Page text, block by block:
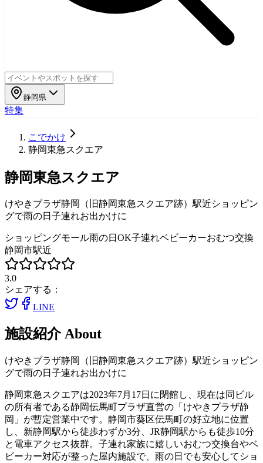
静岡県
特集
こでかけ
静岡東急スクエア
静岡東急スクエア
けやきプラザ静岡（旧静岡東急スクエア跡）駅近ショッピン
グで雨の日子連れお出かけに
ショッピングモール雨の日OK子連れベビーカーおむつ交換
静岡市駅近
3.0
シェアする：
LINE
施設紹介 About
けやきプラザ静岡（旧静岡東急スクエア跡）駅近ショッピン
グで雨の日子連れお出かけに
静岡東急スクエアは2023年7月17日に閉館し、現在は同ビル
の所有者である静岡伝馬町プラザ直営の「けやきプラザ静
岡」が暫定営業中です。静岡市葵区伝馬町の好立地に位置
し、新静岡駅から徒歩わずか3分、JR静岡駅からも徒歩10分
と電車アクセス抜群。子連れ家族に嬉しいおむつ交換台やベ
ビーカー対応が整った屋内施設で、雨の日でも安心してショ